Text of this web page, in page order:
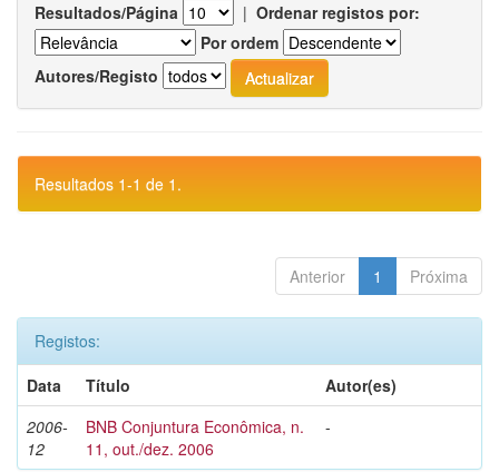
Resultados/Página | Ordenar registos por:
Por ordem
Autores/Registo
Resultados 1-1 de 1.
Anterior 1 Próxima
Registos:
Data
Título
Autor(es)
2006-
12
BNB Conjuntura Econômica, n.
11, out./dez. 2006
-